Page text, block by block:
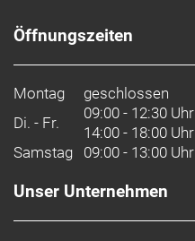
Öffnungszeiten
Montag
geschlossen
Di. - Fr.
09:00 - 12:30 Uhr
14:00 - 18:00 Uhr
Samstag 09:00 - 13:00 Uhr
Unser Unternehmen